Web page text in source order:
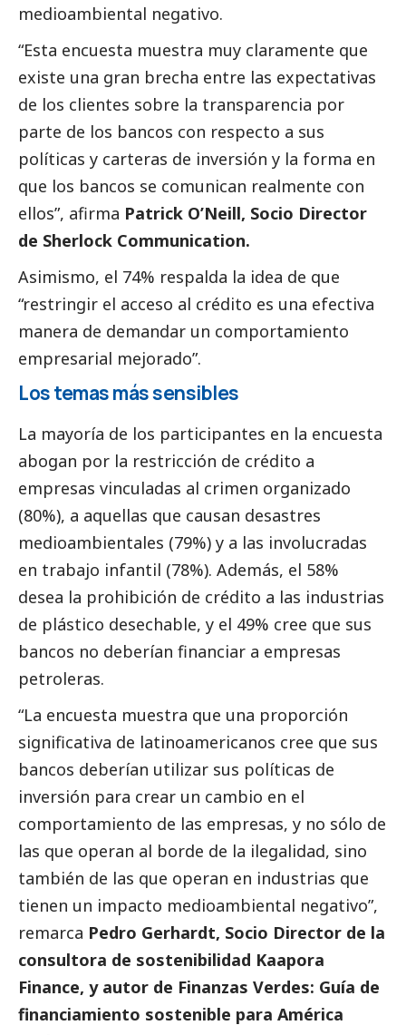
medioambiental negativo.
“Esta encuesta muestra muy claramente que
existe una gran brecha entre las expectativas
de los clientes sobre la transparencia por
parte de los bancos con respecto a sus
políticas y carteras de inversión y la forma en
que los bancos se comunican realmente con
ellos”, afirma Patrick O’Neill, Socio Director
de Sherlock Communication.
Asimismo, el 74% respalda la idea de que
“restringir el acceso al crédito es una efectiva
manera de demandar un comportamiento
empresarial mejorado”.
Los temas más sensibles
La mayoría de los participantes en la encuesta
abogan por la restricción de crédito a
empresas vinculadas al crimen organizado
(80%), a aquellas que causan desastres
medioambientales (79%) y a las involucradas
en trabajo infantil (78%). Además, el 58%
desea la prohibición de crédito a las industrias
de plástico desechable, y el 49% cree que sus
bancos no deberían financiar a empresas
petroleras.
“La encuesta muestra que una proporción
significativa de latinoamericanos cree que sus
bancos deberían utilizar sus políticas de
inversión para crear un cambio en el
comportamiento de las empresas, y no sólo de
las que operan al borde de la ilegalidad, sino
también de las que operan en industrias que
tienen un impacto medioambiental negativo”,
remarca Pedro Gerhardt, Socio Director de la
consultora de sostenibilidad Kaapora
Finance, y autor de Finanzas Verdes: Guía de
financiamiento sostenible para América